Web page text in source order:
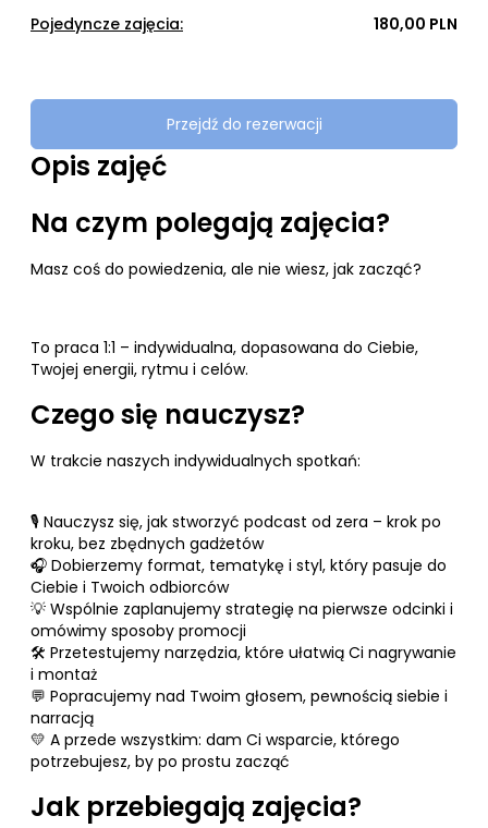
Pojedyncze zajęcia: 180,00 PLN
Przejdź do rezerwacji
Opis zajęć
Na czym polegają zajęcia?
Masz coś do powiedzenia, ale nie wiesz, jak zacząć?
To praca 1:1 – indywidualna, dopasowana do Ciebie,
Twojej energii, rytmu i celów.
Czego się nauczysz?
W trakcie naszych indywidualnych spotkań:
🎙 Nauczysz się, jak stworzyć podcast od zera – krok po
kroku, bez zbędnych gadżetów
🎧 Dobierzemy format, tematykę i styl, który pasuje do
Ciebie i Twoich odbiorców
💡 Wspólnie zaplanujemy strategię na pierwsze odcinki i
omówimy sposoby promocji
🛠 Przetestujemy narzędzia, które ułatwią Ci nagrywanie
i montaż
💬 Popracujemy nad Twoim głosem, pewnością siebie i
narracją
💛 A przede wszystkim: dam Ci wsparcie, którego
potrzebujesz, by po prostu zacząć
Jak przebiegają zajęcia?